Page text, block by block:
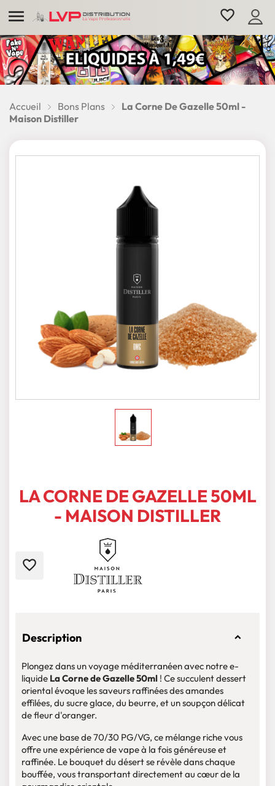
 favorite_border
Accueil Bons Plans
La Corne De Gazelle 50ml -
Maison Distiller
LA CORNE DE GAZELLE 50ML
- MAISON DISTILLER
favorite_border
Description
Plongez dans un voyage méditerranéen avec notre e-
liquide La Corne de Gazelle 50ml ! Ce succulent dessert
oriental évoque les saveurs raffinées des amandes
effilées, du sucre glace, du beurre, et un soupçon délicat
de fleur d'oranger.
Avec une base de 70/30 PG/VG, ce mélange riche vous
offre une expérience de vape à la fois généreuse et
raffinée. Le bouquet du désert se révèle dans chaque
bouffée, vous transportant directement au cœur de la